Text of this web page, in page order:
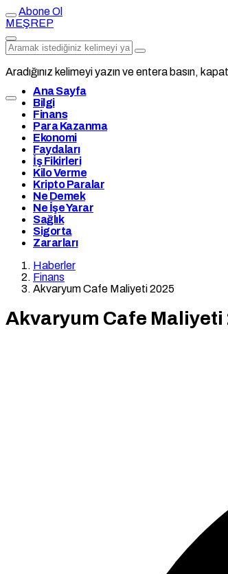
Abone Ol
MEŞREP
Aradığınız kelimeyi yazın ve entera basın,
Ana Sayfa
Bilgi
Finans
Para Kazanma
Ekonomi
Faydaları
İş Fikirleri
Kilo Verme
Kripto Paralar
Ne Demek
Ne İşe Yarar
Sağlık
Sigorta
Zararları
Haberler
Finans
Akvaryum Cafe Maliyeti 2025
Akvaryum Cafe Maliyeti